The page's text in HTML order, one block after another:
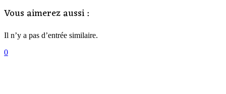
Vous aimerez aussi :
Il n’y a pas d’entrée similaire.
0